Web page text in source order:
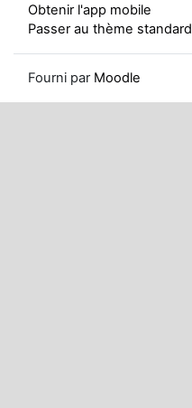
Obtenir l'app mobile
Passer au thème standard
Fourni par Moodle